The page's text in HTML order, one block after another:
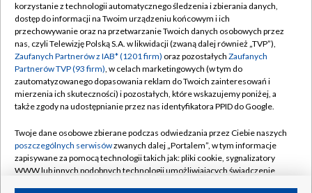
TVP
Abonament TVP
Emisja w TVP
Centrum informacji TVP
Naziemna Telewizja Cyfrowa
Rada Programowa
System NOS
Informacje o nadawcy
Regulamin TVP
Polityka prywatności
Moje zgody
Pomoc
Kontakt
korzystanie z technologii automatycznego śledzenia i zbierania danych,
dostęp do informacji na Twoim urządzeniu końcowym i ich
przechowywanie oraz na przetwarzanie Twoich danych osobowych przez
nas, czyli Telewizję Polską S.A. w likwidacji (zwaną dalej również „TVP”),
Zaufanych Partnerów z IAB* (1201 firm) oraz pozostałych Zaufanych
Partnerów TVP (93 firm), w celach marketingowych (w tym do
zautomatyzowanego dopasowania reklam do Twoich zainteresowań i
mierzenia ich skuteczności) i pozostałych, które wskazujemy poniżej, a
także zgody na udostępnianie przez nas identyfikatora PPID do Google.
Twoje dane osobowe zbierane podczas odwiedzania przez Ciebie naszych
poszczególnych serwisówzwanych dalej „Portalem”, w tym informacje
zapisywane za pomocą technologii takich jak: pliki cookie, sygnalizatory
WWW lub innych podobnych technologii umożliwiających świadczenie